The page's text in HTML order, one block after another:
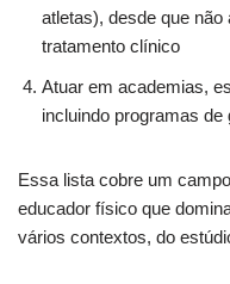
atletas), desde que
tratamento clínico
Atuar em academias,
incluindo programas de
Essa lista cobre um
educador físico que
vários contextos, do